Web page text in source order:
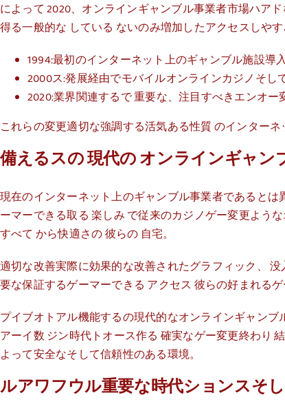
によって 2020、オンラインギャンブル事業者市場ハア
得る一般的な している ないのみ増加したアクセスしや
1994:最初のインターネット上のギャンブル施設導入
2000ス:発展経由でモバイルオンラインカジノそし
2020:業界関連するで 重要な、注目すべきエンオー
これらの変更適切な強調する活気ある性質 のインター
備えるスの 現代の オンラインギャン
現在のインターネット上のギャンブル事業者であると
ーマーできる取る 楽しみ で従来のカジノゲー変更よう
すべて から快適さの 彼らの 自宅。
適切な改善実際に効果的な改善されたグラフィック、
要な保証するゲーマーできる アクセス 彼らの好まれる
プイブオトアル機能するの現代的なオンラインギャン
アーイ数 ジン時代トオース作る 確実なゲー変更終わり
よって安全なそして信頼性のある環境。
ルアワフウル重要な時代ションスそ